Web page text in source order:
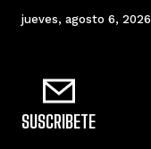
jueves, agosto 6, 2026
SUSCRIBETE